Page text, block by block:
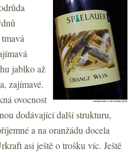
jablko až
zajímavé.
ovocnost
dodávající další strukturu,
a na oranžádu docela
asi ještě o trošku víc. Ještě